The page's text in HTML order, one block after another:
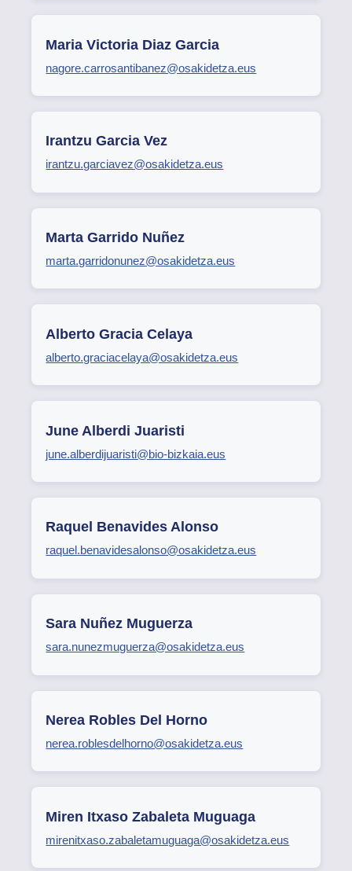
Maria Victoria Diaz Garcia
nagore.carrosantibanez@osakidetza.eus
Irantzu Garcia Vez
irantzu.garciavez@osakidetza.eus
Marta Garrido Nuñez
marta.garridonunez@osakidetza.eus
Alberto Gracia Celaya
alberto.graciacelaya@osakidetza.eus
June Alberdi Juaristi
june.alberdijuaristi@bio-bizkaia.eus
Raquel Benavides Alonso
raquel.benavidesalonso@osakidetza.eus
Sara Nuñez Muguerza
sara.nunezmuguerza@osakidetza.eus
Nerea Robles Del Horno
nerea.roblesdelhorno@osakidetza.eus
Miren Itxaso Zabaleta Muguaga
mirenitxaso.zabaletamuguaga@osakidetza.eus